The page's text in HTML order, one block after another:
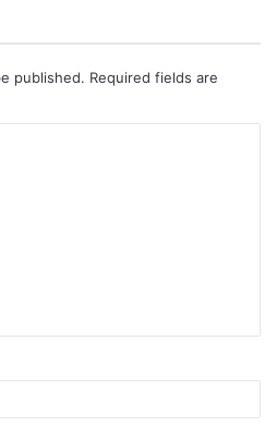
published. Required fields are